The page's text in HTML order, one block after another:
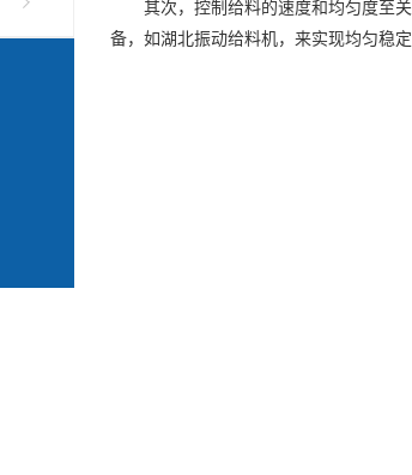
其次，控制给料的速度和均匀度至关
备，如湖北振动给料机，来实现均匀稳定